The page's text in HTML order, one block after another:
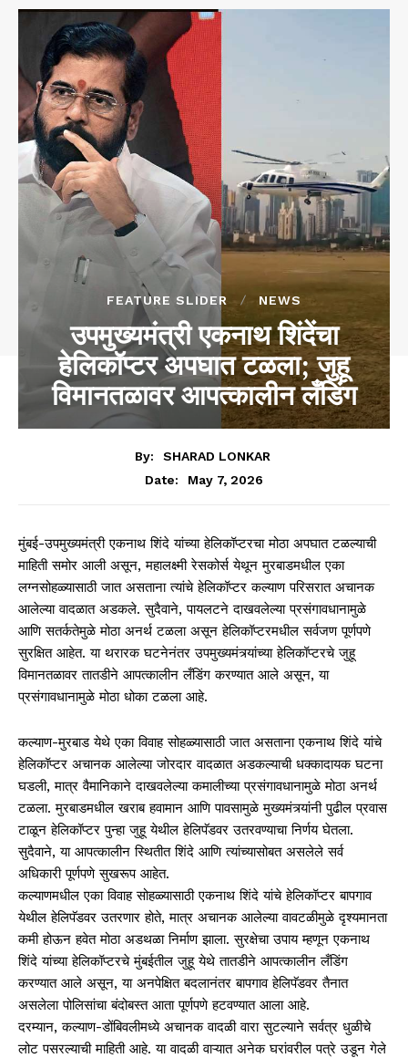
FEATURE SLIDER NEWS
उपमुख्यमंत्री एकनाथ शिंदेंचा
हेलिकॉप्टर अपघात टळला; जुहू
विमानतळावर आपत्कालीन लँडिंग
By:
SHARAD LONKAR
Date:
May 7, 2026
मुंबई-उपमुख्यमंत्री एकनाथ शिंदे यांच्या हेलिकॉप्टरचा मोठा अपघात टळल्याची
माहिती समोर आली असून, महालक्ष्मी रेसकोर्स येथून मुरबाडमधील एका
लग्नसोहळ्यासाठी जात असताना त्यांचे हेलिकॉप्टर कल्याण परिसरात अचानक
आलेल्या वादळात अडकले. सुदैवाने, पायलटने दाखवलेल्या प्रसंगावधानामुळे
आणि सतर्कतेमुळे मोठा अनर्थ टळला असून हेलिकॉप्टरमधील सर्वजण पूर्णपणे
सुरक्षित आहेत. या थरारक घटनेनंतर उपमुख्यमंत्र्यांच्या हेलिकॉप्टरचे जुहू
विमानतळावर तातडीने आपत्कालीन लँडिंग करण्यात आले असून, या
प्रसंगावधानामुळे मोठा धोका टळला आहे.
कल्याण-मुरबाड येथे एका विवाह सोहळ्यासाठी जात असताना एकनाथ शिंदे यांचे
हेलिकॉप्टर अचानक आलेल्या जोरदार वादळात अडकल्याची धक्कादायक घटना
घडली, मात्र वैमानिकाने दाखवलेल्या कमालीच्या प्रसंगावधानामुळे मोठा अनर्थ
टळला. मुरबाडमधील खराब हवामान आणि पावसामुळे मुख्यमंत्र्यांनी पुढील प्रवास
टाळून हेलिकॉप्टर पुन्हा जुहू येथील हेलिपॅडवर उतरवण्याचा निर्णय घेतला.
सुदैवाने, या आपत्कालीन स्थितीत शिंदे आणि त्यांच्यासोबत असलेले सर्व
अधिकारी पूर्णपणे सुखरूप आहेत.
कल्याणमधील एका विवाह सोहळ्यासाठी एकनाथ शिंदे यांचे हेलिकॉप्टर बापगाव
येथील हेलिपॅडवर उतरणार होते, मात्र अचानक आलेल्या वावटळीमुळे दृश्यमानता
कमी होऊन हवेत मोठा अडथळा निर्माण झाला. सुरक्षेचा उपाय म्हणून एकनाथ
शिंदे यांच्या हेलिकॉप्टरचे मुंबईतील जुहू येथे तातडीने आपत्कालीन लँडिंग
करण्यात आले असून, या अनपेक्षित बदलानंतर बापगाव हेलिपॅडवर तैनात
असलेला पोलिसांचा बंदोबस्त आता पूर्णपणे हटवण्यात आला आहे.
दरम्यान, कल्याण-डोंबिवलीमध्ये अचानक वादळी वारा सुटल्याने सर्वत्र धुळीचे
लोट पसरल्याची माहिती आहे. या वादळी वाऱ्यात अनेक घरांवरील पत्रे उडून गेले